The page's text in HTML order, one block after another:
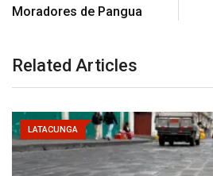
Moradores de Pangua
Related Articles
LATACUNGA